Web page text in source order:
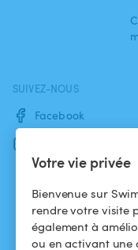
Votre vie privée
Bienvenue sur
rendre votre visite
également à
ou en activant une
SUIVEZ-NOUS
Facebook